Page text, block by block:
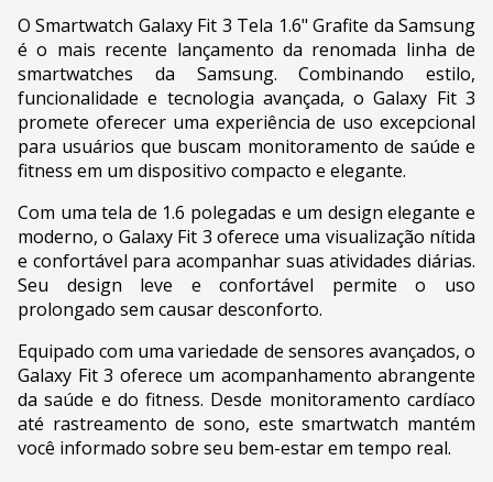
O Smartwatch Galaxy Fit 3 Tela 1.6" Grafite da Samsung
é o mais recente lançamento da renomada linha de
smartwatches da Samsung. Combinando estilo,
funcionalidade e tecnologia avançada, o Galaxy Fit 3
promete oferecer uma experiência de uso excepcional
para usuários que buscam monitoramento de saúde e
fitness em um dispositivo compacto e elegante.
Com uma tela de 1.6 polegadas e um design elegante e
moderno, o Galaxy Fit 3 oferece uma visualização nítida
e confortável para acompanhar suas atividades diárias.
Seu design leve e confortável permite o uso
prolongado sem causar desconforto.
Equipado com uma variedade de sensores avançados, o
Galaxy Fit 3 oferece um acompanhamento abrangente
da saúde e do fitness. Desde monitoramento cardíaco
até rastreamento de sono, este smartwatch mantém
você informado sobre seu bem-estar em tempo real.